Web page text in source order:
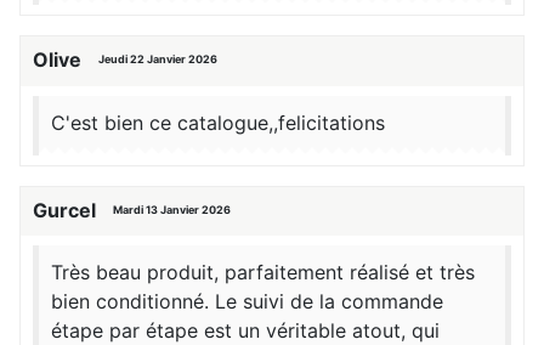
Olive Jeudi 22 Janvier 2026
C'est bien ce catalogue,,felicitations
Gurcel Mardi 13 Janvier 2026
Très beau produit, parfaitement réalisé et très
bien conditionné. Le suivi de la commande
étape par étape est un véritable atout, qui